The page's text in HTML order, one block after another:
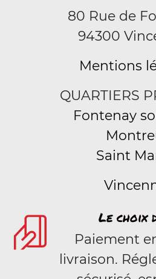
80 Rue de
94300
Mentions
QUARTIERS
Fontenay
Saint
Le choix
Paiement
livraison.